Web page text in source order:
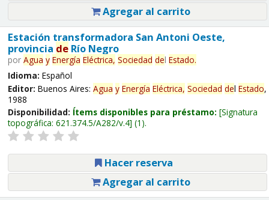
Agregar al carrito
Estación transformadora San Antoni Oeste,
provincia deRío Negro
por Agua y Energía Eléctrica, Sociedad del Estado.
Idioma: Español
Editor: Buenos Aires: Agua y Energía Eléctrica, Sociedad del Estado,
1988
Disponibilidad: Ítems disponibles para préstamo: Signatura
topográfica: 621.374.5/A282/v.4 (1).
Hacer reserva
Agregar al carrito